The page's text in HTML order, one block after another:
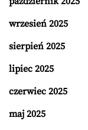
wrzesień 2025
sierpień 2025
lipiec 2025
czerwiec 2025
maj 2025